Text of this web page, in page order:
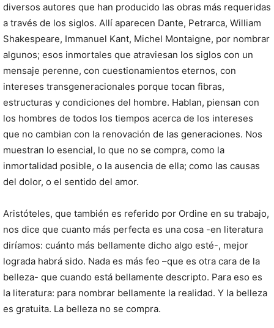
diversos autores que han producido las obras más requeridas
a través de los siglos. Allí aparecen Dante, Petrarca, William
Shakespeare, Immanuel Kant, Michel Montaigne, por nombrar
algunos; esos inmortales que atraviesan los siglos con un
mensaje perenne, con cuestionamientos eternos, con
intereses transgeneracionales porque tocan fibras,
estructuras y condiciones del hombre. Hablan, piensan con
los hombres de todos los tiempos acerca de los intereses
que no cambian con la renovación de las generaciones. Nos
muestran lo esencial, lo que no se compra, como la
inmortalidad posible, o la ausencia de ella; como las causas
del dolor, o el sentido del amor.
Aristóteles, que también es referido por Ordine en su trabajo,
nos dice que cuanto más perfecta es una cosa -en literatura
diríamos: cuánto más bellamente dicho algo esté-, mejor
lograda habrá sido. Nada es más feo –que es otra cara de la
belleza- que cuando está bellamente descripto. Para eso es
la literatura: para nombrar bellamente la realidad. Y la belleza
es gratuita. La belleza no se compra.